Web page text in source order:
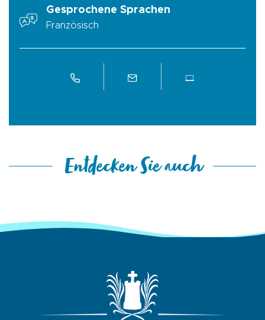
Gesprochene Sprachen
Französisch
Entdecken Sie auch